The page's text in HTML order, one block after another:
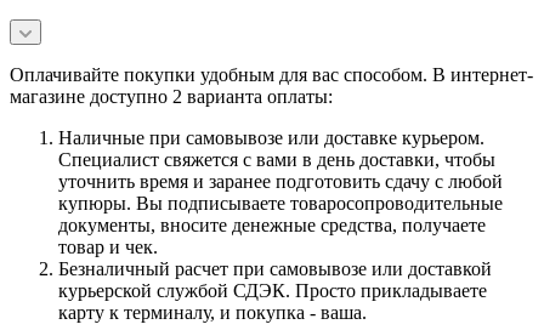
Оплачивайте покупки удобным для вас способом. В интернет-
магазине доступно 2 варианта оплаты:
Наличные при самовывозе или доставке курьером.
Специалист свяжется с вами в день доставки, чтобы
уточнить время и заранее подготовить сдачу с любой
купюры. Вы подписываете товаросопроводительные
документы, вносите денежные средства, получаете
товар и чек.
Безналичный расчет при самовывозе или доставкой
курьерской службой СДЭК. Просто прикладываете
карту к терминалу, и покупка - ваша.